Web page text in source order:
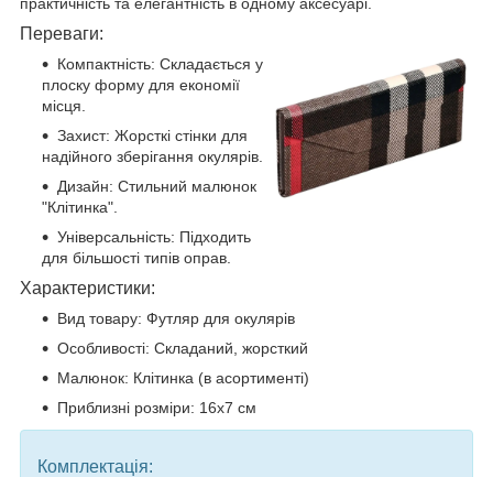
Переваги:
Компактність: Складається у
плоску форму для економії
місця.
Захист: Жорсткі стінки для
надійного зберігання окулярів.
Дизайн: Стильний малюнок
"Клітинка".
Універсальність: Підходить
для більшості типів оправ.
Характеристики:
Вид товару: Футляр для окулярів
Особливості: Складаний, жорсткий
Малюнок: Клітинка (в асортименті)
Приблизні розміри: 16х7 см
Комплектація: